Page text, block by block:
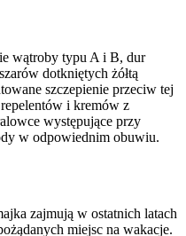
wątroby typu A i B, dur
dotkniętych żółtą
szczepienie przeciw tej
i kremów z
występujące przy
w odpowiednim obuwiu.
zajmują w ostatnich latach
miejsc na wakacje.